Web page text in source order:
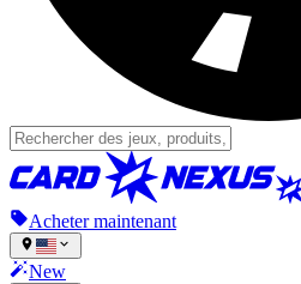
Acheter maintenant
New